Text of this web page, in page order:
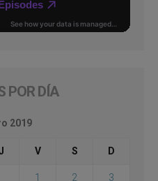
POR DÍA
2019
V S D
1 2 3